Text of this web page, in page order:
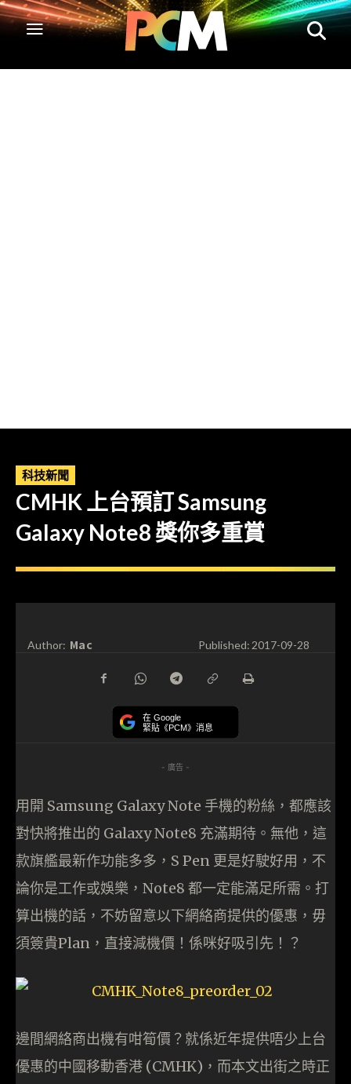
科技新聞
CMHK 上台預訂 Samsung
Galaxy Note8 獎你多重賞
Author: Mac Published:2017-09-28
在 Google
緊貼《PCM》消息
- 廣告 -
用開 Samsung Galaxy Note 手機的粉絲，都應該
對快將推出的 Galaxy Note8 充滿期待。無他，這
款旗艦最新作功能多多，S Pen 更是好駛好用，不
論你是工作或娛樂，Note8 都一定能滿足所需。打
算出機的話，不妨留意以下網絡商提供的優惠，毋
須簽貴Plan，直接減機價！係咪好吸引先！？
邊間網絡商出機有咁筍價？就係近年提供唔少上台
優惠的中國移動香港 (CMHK)，而本文出街之時正